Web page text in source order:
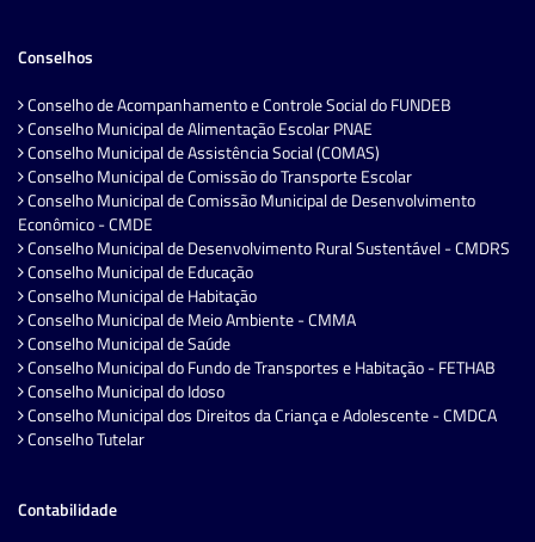
Conselhos
Conselho de Acompanhamento e Controle Social do FUNDEB
Conselho Municipal de Alimentação Escolar PNAE
Conselho Municipal de Assistência Social (COMAS)
Conselho Municipal de Comissão do Transporte Escolar
Conselho Municipal de Comissão Municipal de Desenvolvimento
Econômico - CMDE
Conselho Municipal de Desenvolvimento Rural Sustentável - CMDRS
Conselho Municipal de Educação
Conselho Municipal de Habitação
Conselho Municipal de Meio Ambiente - CMMA
Conselho Municipal de Saúde
Conselho Municipal do Fundo de Transportes e Habitação - FETHAB
Conselho Municipal do Idoso
Conselho Municipal dos Direitos da Criança e Adolescente - CMDCA
Conselho Tutelar
Contabilidade